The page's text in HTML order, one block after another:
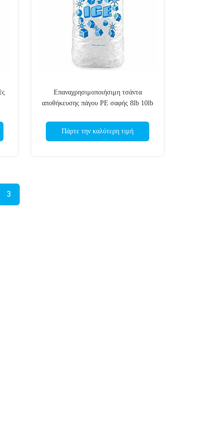
Επαναχρησιμοποιήσιμη τσάντα
αποθήκευσης πάγου PE σαφής 8lb 10lb
Πάρτε την καλύτερη τιμή
3